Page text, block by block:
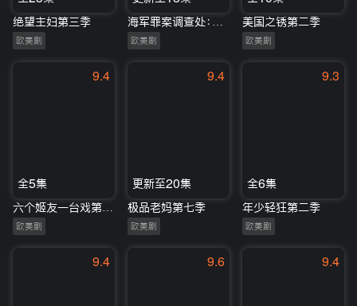
绝望主妇第三季
欧美剧
海军罪案调查处：洛杉矶第十二季
欧美剧
美国之锈第二季
欧美剧
9.4
全5集
欧美剧
9.4
更新至20集
极品老妈第七季
欧美剧
9.3
全6集
年少轻狂第二季
欧美剧
9.4 9.6 9.4